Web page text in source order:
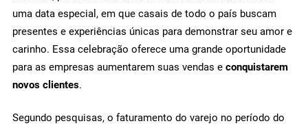
uma data especial, em que casais de todo o país buscam
presentes e experiências únicas para demonstrar seu amor e
carinho. Essa celebração oferece uma grande oportunidade
para as empresas aumentarem suas vendas e conquistarem
novos clientes.
Segundo pesquisas, o faturamento do varejo no período do